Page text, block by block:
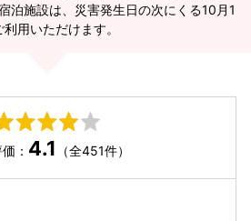
泊施設は、災害発生日の次にくる10月1
用いただけます。
： 4.1 （全451件）